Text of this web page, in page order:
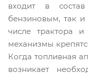
входит в
бензиновым, так
числе трактора и
механизмы
Когда топливная
возникает